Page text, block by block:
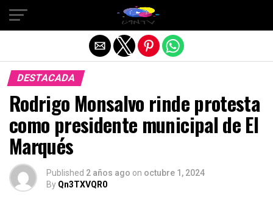
DESTACADA
Rodrigo Monsalvo rinde protesta
como presidente municipal de El
Marqués
Published 2 años ago on octubre 1, 2024
By Qn3TXVQR0
Salir de la versión móvil